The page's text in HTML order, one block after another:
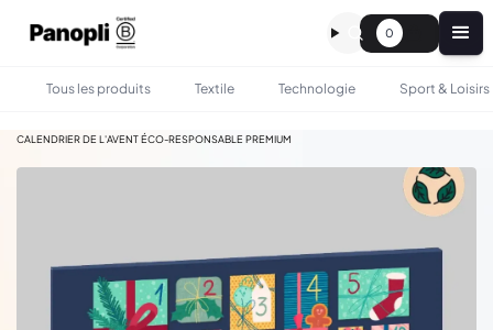
0
Tous les produits Textile Technologie Sport & Loisirs
CALENDRIER DE L'AVENT ÉCO-RESPONSABLE PREMIUM